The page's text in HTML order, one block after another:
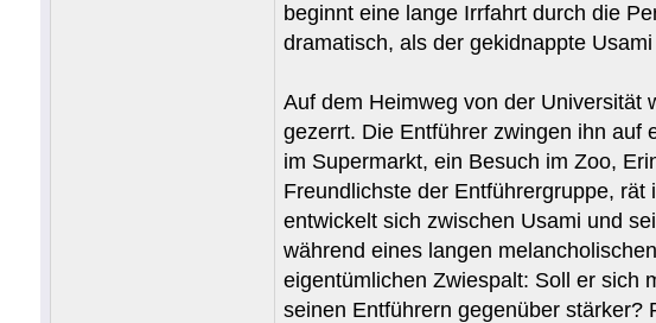
beginnt eine lange Irrfahrt durch die
dramatisch, als der gekidnappte
Auf dem Heimweg von der Universität
gezerrt. Die Entführer zwingen ihn auf
im Supermarkt, ein Besuch im Zoo,
Freundlichste der Entführergruppe,
entwickelt sich zwischen Usami und
während eines langen
eigentümlichen Zwiespalt: Soll er sich
seinen Entführern gegenüber stärker?